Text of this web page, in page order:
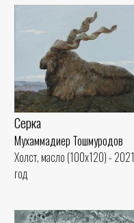
Серка
Мухаммадиер Тошмуродов
Холст, масло (100x120) - 2021
год